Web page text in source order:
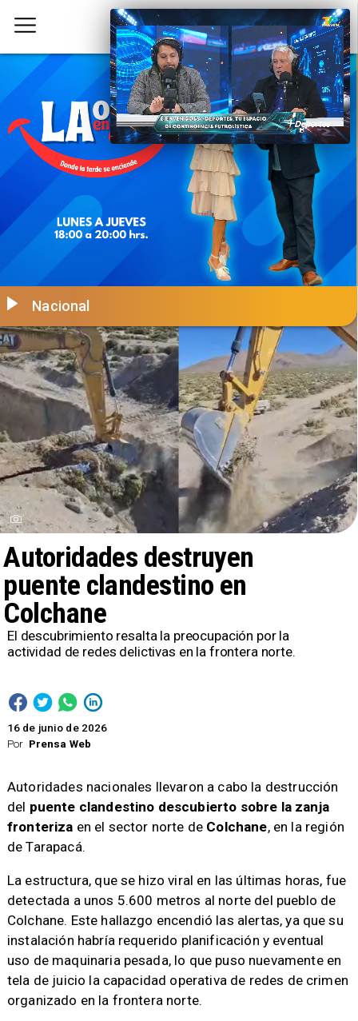
Por Prensa Web
Autoridades destruyen
puente clandestino en
Colchane
Nacional
16 de junio de 2026
El descubrimiento resalta la preocupación por la
actividad de redes delictivas en la frontera norte.
Autoridades nacionales llevaron a cabo la destrucción
del puente clandestino descubierto sobre la zanja
fronteriza en el sector norte de Colchane, en la región
de Tarapacá.
La estructura, que se hizo viral en las últimas horas, fue
detectada a unos 5.600 metros al norte del pueblo de
Colchane. Este hallazgo encendió las alertas, ya que su
instalación habría requerido planificación y eventual
uso de maquinaria pesada, lo que puso nuevamente en
tela de juicio la capacidad operativa de redes de crimen
organizado en la frontera norte.